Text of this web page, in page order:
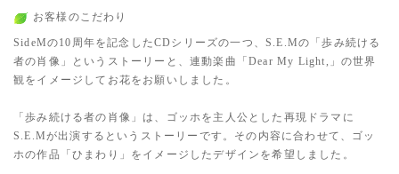
お客様のこだわり
SideMの10周年を記念したCDシリーズの一つ、S.E.Mの「歩み続ける
者の肖像」というストーリーと、連動楽曲「Dear My Light,」の世界
観をイメージしてお花をお願いしました。
「歩み続ける者の肖像」は、ゴッホを主人公とした再現ドラマに
S.E.Mが出演するというストーリーです。その内容に合わせて、ゴッ
ホの作品「ひまわり」をイメージしたデザインを希望しました。